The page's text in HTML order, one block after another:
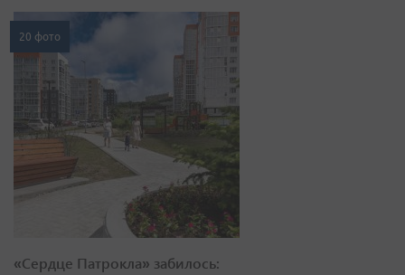
20 фото
«Сердце Патрокла» забилось: